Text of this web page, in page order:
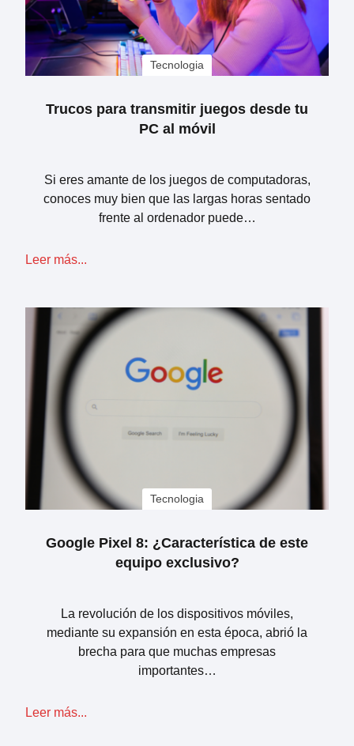
Tecnologia
Trucos para transmitir juegos desde tu
PC al móvil
Si eres amante de los juegos de computadoras,
conoces muy bien que las largas horas sentado
frente al ordenador puede…
Leer más...
Tecnologia
Google Pixel 8: ¿Característica de este
equipo exclusivo?
La revolución de los dispositivos móviles,
mediante su expansión en esta época, abrió la
brecha para que muchas empresas
importantes…
Leer más...